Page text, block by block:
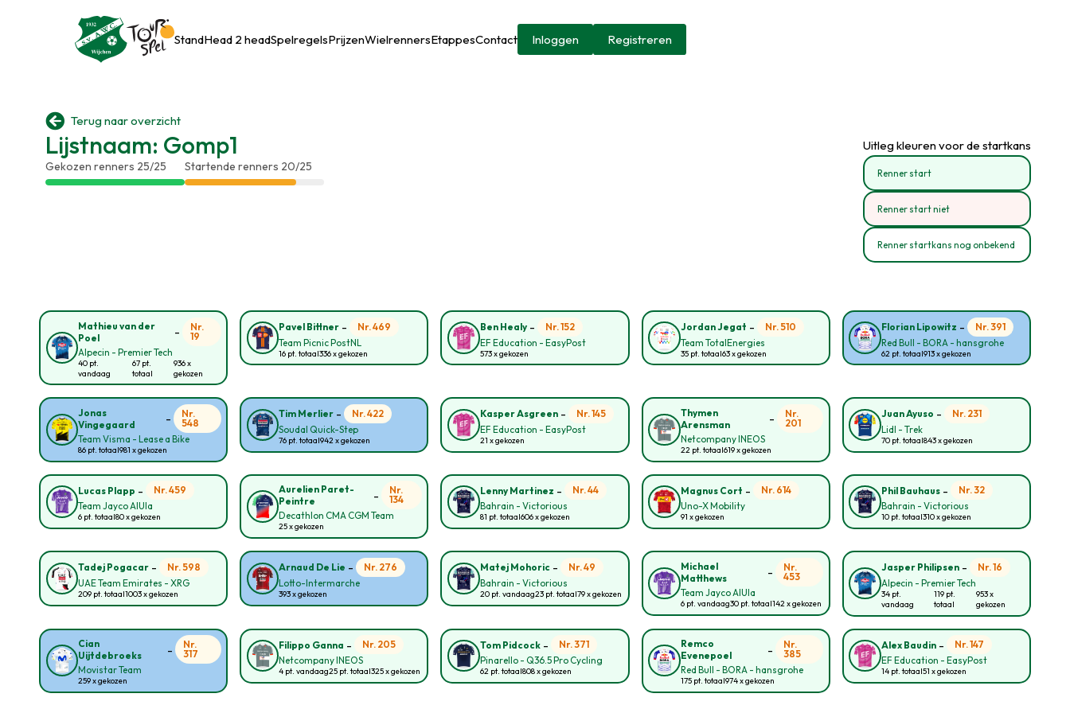
StandHead 2 headSpelregelsPrijzenWielrennersEtappesContact Inloggen Registreren
 Terug naar overzicht
Lijstnaam: Gomp1
Gekozen renners 25/25 Startende renners 20/25
Uitleg kleuren voor de startkans
Renner start
Renner start niet
Renner startkans nog onbekend
Mathieu van der
Poel
-
Nr.
19
Alpecin - Premier Tech
40 pt.
vandaag
67 pt.
totaal
936 x
gekozen
Pavel Bittner -
Nr. 469
Team Picnic PostNL
16 pt. totaal336 x gekozen
Ben Healy-
Nr. 152
EF Education - EasyPost
573 x gekozen
Jordan Jegat -
Nr. 510
Team TotalEnergies
35 pt. totaal63 x gekozen
Florian Lipowitz -
Nr. 391
Red Bull - BORA - hansgrohe
62 pt. totaal913 x gekozen
Jonas
Vingegaard
-
Nr.
548
Team Visma - Lease a Bike
86 pt. totaal981 x gekozen
Tim Merlier -
Nr. 422
Soudal Quick-Step
76 pt. totaal942 x gekozen
Kasper Asgreen-
Nr. 145
EF Education - EasyPost
21 x gekozen
Thymen
Arensman
-
Nr.
201
Netcompany INEOS
22 pt. totaal619 x gekozen
Juan Ayuso -
Nr. 231
Lidl - Trek
70 pt. totaal843 x gekozen
Lucas Plapp -
Nr. 459
Team Jayco AlUla
6 pt. totaal80 x gekozen
Aurelien Paret-
Peintre
-
Nr.
134
Decathlon CMA CGM Team
25 x gekozen
Lenny Martinez -
Nr. 44
Bahrain - Victorious
81 pt. totaal606 x gekozen
Magnus Cort -
Nr. 614
Uno-X Mobility
91 x gekozen
Phil Bauhaus-
Nr. 32
Bahrain - Victorious
10 pt. totaal310 x gekozen
Tadej Pogacar -
Nr. 598
UAE Team Emirates - XRG
209 pt. totaal1003 x gekozen
Arnaud De Lie -
Nr. 276
Lotto-Intermarche
393 x gekozen
Matej Mohoric -
Nr. 49
Bahrain - Victorious
20 pt. vandaag23 pt. totaal79 x gekozen
Michael
Matthews
-
Nr.
453
Team Jayco AlUla
6 pt. vandaag30 pt. totaal142 x gekozen
Jasper Philipsen-
Nr. 16
Alpecin - Premier Tech
34 pt.
vandaag
119 pt.
totaal
953 x
gekozen
Cian
Uijtdebroeks
-
Nr.
317
Movistar Team
259 x gekozen
Filippo Ganna -
Nr. 205
Netcompany INEOS
4 pt. vandaag25 pt. totaal325 x gekozen
Tom Pidcock-
Nr. 371
Pinarello - Q36.5 Pro Cycling
62 pt. totaal808 x gekozen
Remco
Evenepoel
-
Nr.
385
Red Bull - BORA - hansgrohe
175 pt. totaal974 x gekozen
Alex Baudin-
Nr. 147
EF Education - EasyPost
14 pt. totaal51 x gekozen